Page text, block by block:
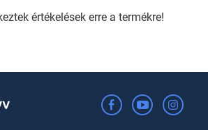
értékelések erre a termékre!